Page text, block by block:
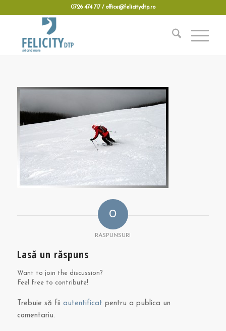
0726 474 717 / office@felicitydtp.ro
0
RASPUNSURI
Lasă un răspuns
Want to join the discussion?
Feel free to contribute!
Trebuie să fii autentificat pentru a publica un
comentariu.